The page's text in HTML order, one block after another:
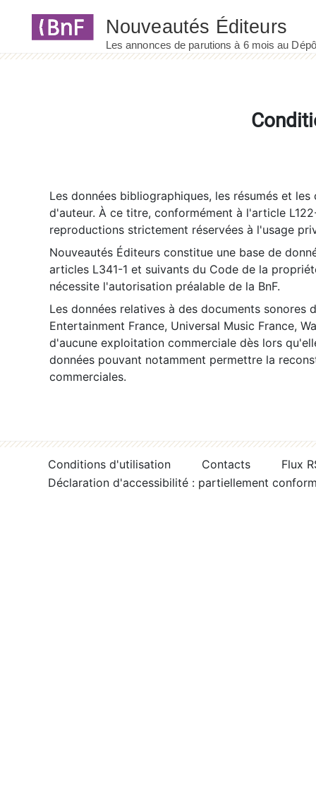
Les données bibliographiques, les résumés et
d'auteur. À ce titre, conformément à l'article
reproductions strictement réservées à l'usage
Nouveautés Éditeurs constitue une base de
articles L341-1 et suivants du Code de la
nécessite l'autorisation préalable de la BnF.
Les données relatives à des documents sonores
Entertainment France, Universal Music France,
d'aucune exploitation commerciale dès lors
données pouvant notamment permettre la
commerciales.
Conditions d'utilisation Contacts
Flux
Déclaration d'accessibilité : partiellement